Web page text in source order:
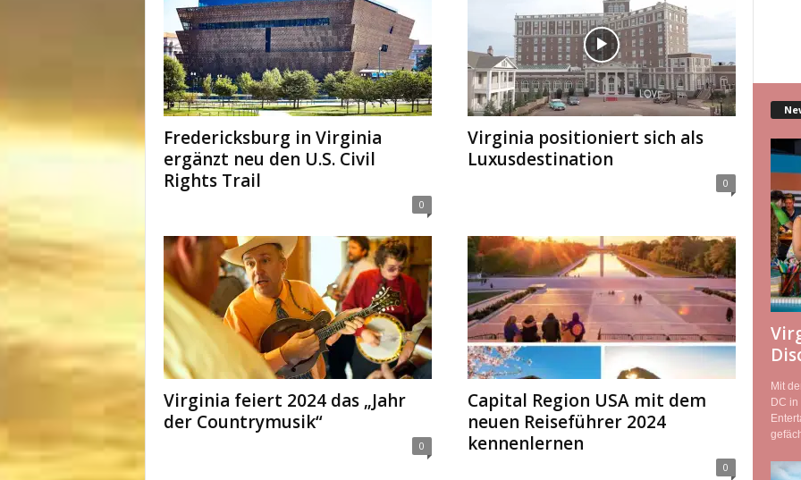
Fredericksburg in Virginia
ergänzt neu den U.S. Civil
Rights Trail
0
Virginia positioniert sich als
Luxus­destination
0
Virginia feiert 2024 das „Jahr
der Countrymusik“
0
Capital Region USA mit dem
neuen Reiseführer 2024
kennenlernen
0
Mit
DC in